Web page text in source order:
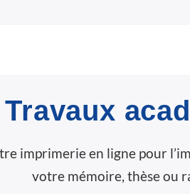
Travaux
imprimerie en ligne pour
votre mémoire, thèse ou